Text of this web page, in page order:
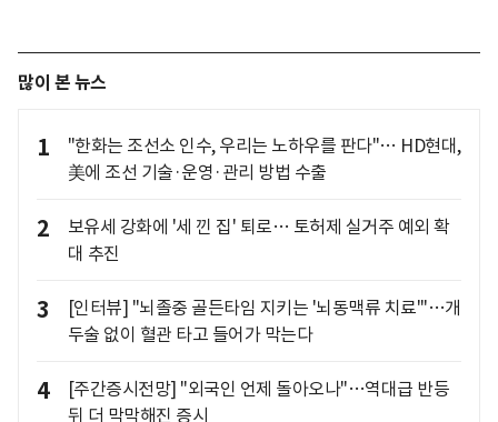
많이 본 뉴스
1
"한화는 조선소 인수, 우리는 노하우를 판다"… HD현대,
美에 조선 기술·운영·관리 방법 수출
2
보유세 강화에 '세 낀 집' 퇴로… 토허제 실거주 예외 확
대 추진
3
[인터뷰] "뇌졸중 골든타임 지키는 '뇌동맥류 치료'"…개
두술 없이 혈관 타고 들어가 막는다
4
[주간증시전망] "외국인 언제 돌아오나"…역대급 반등
뒤 더 막막해진 증시